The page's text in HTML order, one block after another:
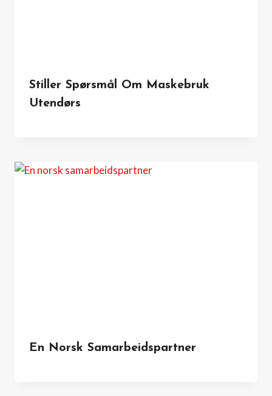
Stiller Spørsmål Om Maskebruk
Utendørs
En Norsk Samarbeidspartner